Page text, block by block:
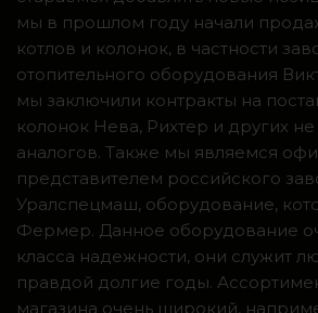
мы в прошлом году начали
котлов и колонок, в частности
отопительного оборудования
мы заключили контракты на
колонок Нева, Рихтер и других
аналогов. Также мы являемся
представителем российского
Уралспецмаш, оборудование,
Фермер. Данное оборудование
класса надежности, они служит
правдой долгие годы.
магазина очень широкий,